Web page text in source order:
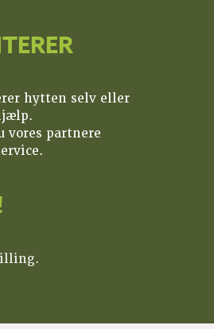
hytten selv eller
vores partnere